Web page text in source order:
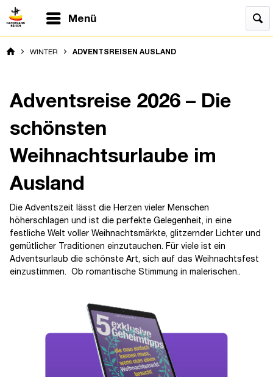
Menü
WINTER ADVENTSREISEN AUSLAND
Adventsreise 2026 – Die
schönsten
Weihnachtsurlaube im
Ausland
Die Adventszeit lässt die Herzen vieler Menschen
höherschlagen und ist die perfekte Gelegenheit, in eine
festliche Welt voller Weihnachtsmärkte, glitzernder Lichter und
gemütlicher Traditionen einzutauchen. Für viele ist ein
Adventsurlaub die schönste Art, sich auf das Weihnachtsfest
einzustimmen. Ob romantische Stimmung in malerischen..